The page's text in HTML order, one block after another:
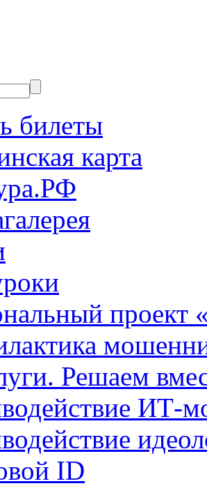
билеты
карта
проект
Решаем
ИТ-
ID